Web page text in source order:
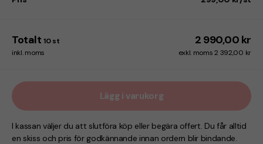
Totalt 10 st 2 990,00 kr
inkl. moms exkl. moms 2 392,00 kr
Lägg i varukorg
I kassan väljer du att slutföra köp eller begära offert. Du får alltid
en skiss och pris för godkännande innan ordern blir bindande.